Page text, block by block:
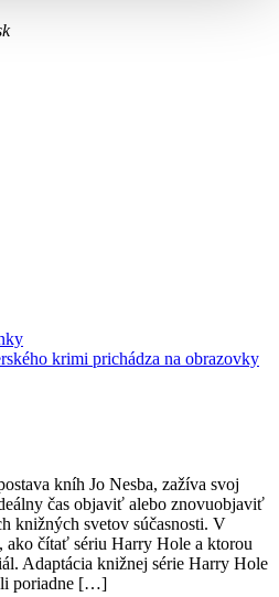
krimi prichádza na obrazovky
kníh Jo Nesba, zažíva svoj
čas objaviť alebo znovuobjaviť
knižných svetov súčasnosti. V
ako čítať sériu Harry Hole a ktorou
Adaptácia knižnej série Harry Hole
poriadne […]